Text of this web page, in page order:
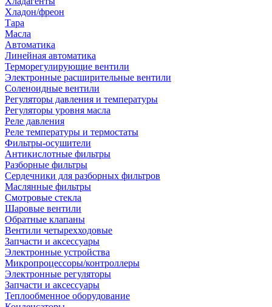
Хладон/фреон
Тара
Масла
Автоматика
Линейная автоматика
Терморегулирующие вентили
Электронные расширительные вентили
Соленоидные вентили
Регуляторы давления и температуры
Регуляторы уровня масла
Реле давления
Реле температуры и термостаты
Фильтры-осушители
Антикислотные фильтры
Разборные фильтры
Сердечники для разборных фильтров
Маслянные фильтры
Смотровые стекла
Шаровые вентили
Обратные клапаны
Вентили четырехходовые
Запчасти и аксессуары
Электронные устройства
Микропроцессоры/контроллеры
Электронные регуляторы
Запчасти и аксессуары
Теплообменное оборудование